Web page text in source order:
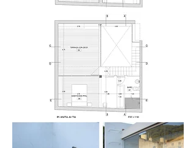
mensaje aquí